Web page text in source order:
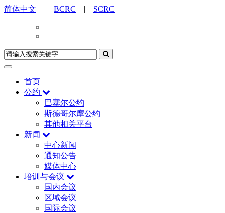
简体中文 | BCRC | SCRC
首页
公约
巴塞尔公约
斯德哥尔摩公约
其他相关平台
新闻
中心新闻
通知公告
媒体中心
培训与会议
国内会议
区域会议
国际会议